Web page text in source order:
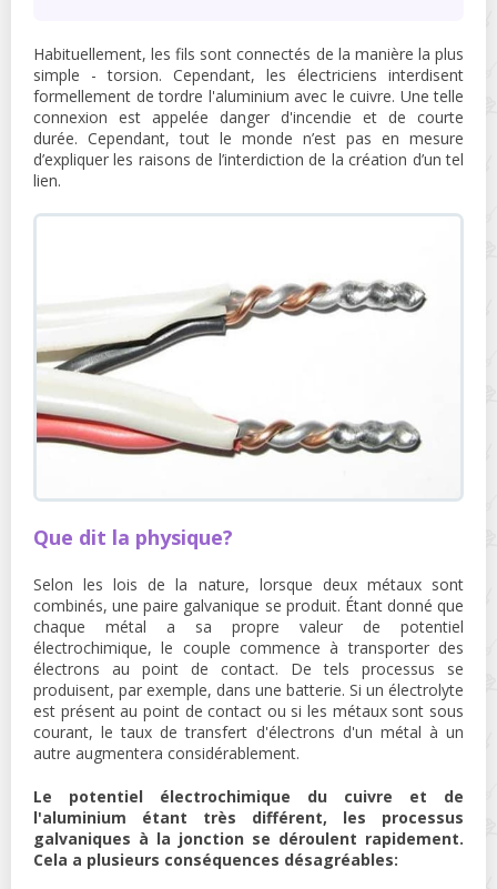
Habituellement, les fils sont connectés de la manière la plus
simple - torsion. Cependant, les électriciens interdisent
formellement de tordre l'aluminium avec le cuivre. Une telle
connexion est appelée danger d'incendie et de courte
durée. Cependant, tout le monde n’est pas en mesure
d’expliquer les raisons de l’interdiction de la création d’un tel
lien.
Que dit la physique?
Selon les lois de la nature, lorsque deux métaux sont
combinés, une paire galvanique se produit. Étant donné que
chaque métal a sa propre valeur de potentiel
électrochimique, le couple commence à transporter des
électrons au point de contact. De tels processus se
produisent, par exemple, dans une batterie. Si un électrolyte
est présent au point de contact ou si les métaux sont sous
courant, le taux de transfert d'électrons d'un métal à un
autre augmentera considérablement.
Le potentiel électrochimique du cuivre et de
l'aluminium étant très différent, les processus
galvaniques à la jonction se déroulent rapidement.
Cela a plusieurs conséquences désagréables: